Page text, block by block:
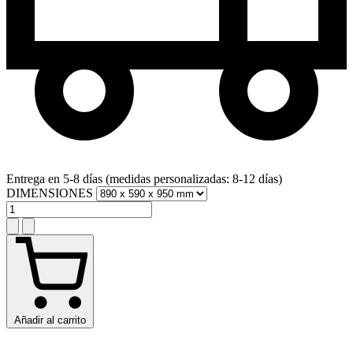
Entrega en 5-8 días (medidas personalizadas: 8-12 días)
DIMENSIONES
Añadir al carrito